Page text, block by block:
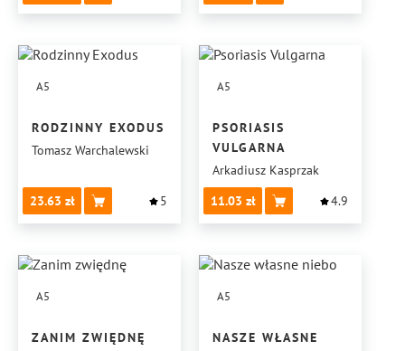
A5
RODZINNY EXODUS
Tomasz Warchalewski
23.63 5
A5
PSORIASIS
VULGARNA
Arkadiusz Kasprzak
11.03
4.9
A5
ZANIM ZWIĘDNĘ
A5
NASZE WŁASNE